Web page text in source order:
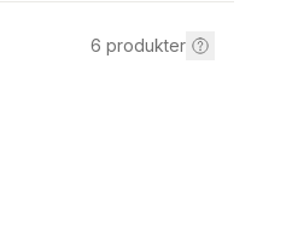
6 produkter